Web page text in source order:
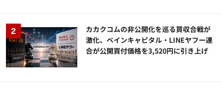
カカクコムの非公開化を巡る買収合戦が
激化、ベインキャピタル・LINEヤフー連
合が公開買付価格を3,520円に引き上げ